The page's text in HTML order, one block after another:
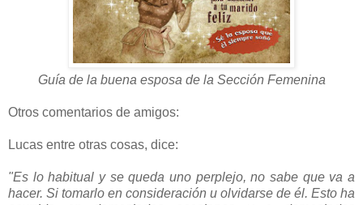
Guía de la buena esposa de la Sección Femenina
Otros comentarios de amigos:
Lucas entre otras cosas, dice:
"Es lo habitual y se queda uno perplejo, no sabe que va a
hacer. Si tomarlo en consideración u olvidarse de él. Esto ha